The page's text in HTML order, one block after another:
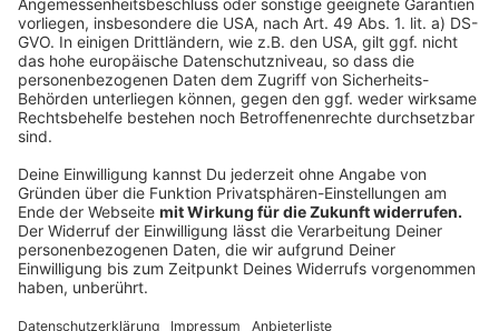
führen, oder für Arbeit in Teilzeit. Dabei gehe es um die
Rahmenbedingungen. "Die nächste Bundesregierung
wird sich daran messen lassen müssen, inwiefern sie
die inhabergeführte Praxis wieder attraktiver macht",
mahnte Gassen.
(dpa)
Anzeige